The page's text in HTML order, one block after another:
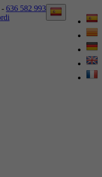
- 636 582 993